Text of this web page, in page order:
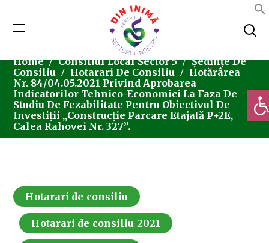
Home Consiliul Local Sector 5
Ședințe De
Consiliu
Hotarari De Consiliu
Hotărârea
Nr. 84/04.05.2021 Privind Aprobarea
Indicatorilor Tehnico-Economici La Faza De
Studiu De Fezabilitate Pentru Obiectivul De
Investiții ,,Construcție Parcare Etajată P+2E,
Calea Rahovei Nr. 327”.
Hotarari de consiliu
Hotarari de consiliu 2021